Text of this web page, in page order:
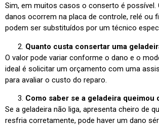
Sim, em muitos casos o conserto é possível.
danos ocorrem na placa de controle, relé ou
podem ser substituídos por um técnico
Quanto custa consertar uma
O valor pode variar conforme o dano e o
ideal é solicitar um orçamento com uma
para avaliar o custo do reparo.
Como saber se a geladeira queimou
Se a geladeira não liga, apresenta cheiro de
resfria corretamente, pode haver um dano